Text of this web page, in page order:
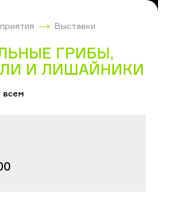
Выставки
ГРИБЫ,
И ЛИШАЙНИКИ
всем